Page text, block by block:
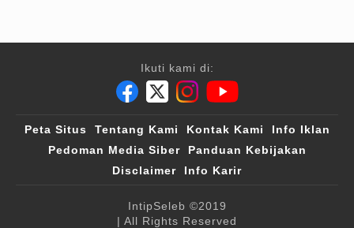
Ikuti kami di:
Peta Situs Tentang Kami Kontak Kami
Info Iklan
Pedoman Media Siber
Panduan Kebijakan
Disclaimer
Info Karir
IntipSeleb ©2019
| All Rights Reserved